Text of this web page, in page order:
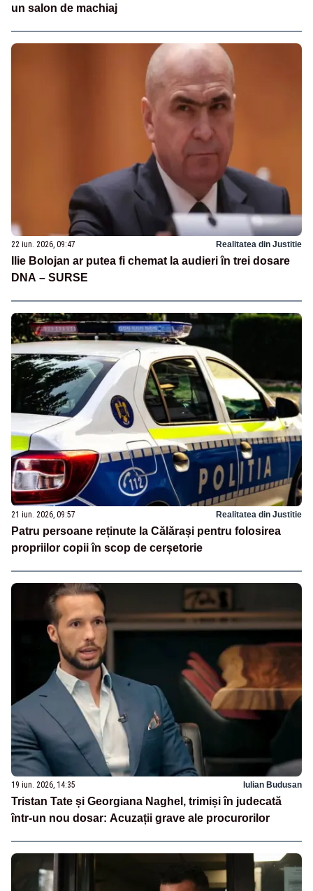
un salon de machiaj
22 iun. 2026, 09:47 Realitatea din Justitie
Ilie Bolojan ar putea fi chemat la audieri în trei dosare
DNA – SURSE
21 iun. 2026, 09:57 Realitatea din Justitie
Patru persoane reținute la Călărași pentru folosirea
propriilor copii în scop de cerșetorie
19 iun. 2026, 14:35 Iulian Budusan
Tristan Tate și Georgiana Naghel, trimiși în judecată
într-un nou dosar: Acuzații grave ale procurorilor